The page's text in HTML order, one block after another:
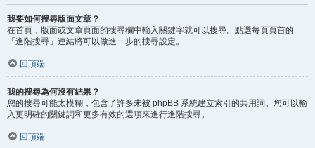
我要如何搜尋版面文章？
在首頁，版面或文章頁面的搜尋欄中輸入關鍵字就可以搜尋。點選每頁頁首的
「進階搜尋」連結將可以做進一步的搜尋設定。
回頂端
我的搜尋為何沒有結果？
您的搜尋可能太模糊，包含了許多未被 phpBB 系統建立索引的共用詞。您可以輸
入更明確的關鍵詞和更多有效的選項來進行進階搜尋。
回頂端